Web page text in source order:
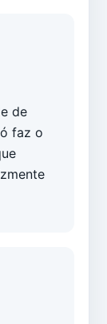
de
faz o